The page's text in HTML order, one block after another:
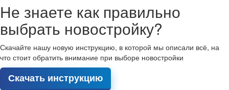
Не знаете как правильно
выбрать новостройку?
Скачайте нашу новую инструкцию, в которой мы описали всё, на
что стоит обратить внимание при выборе новостройки
Скачать инструкцию